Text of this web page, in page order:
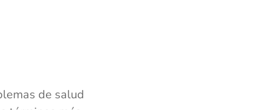
de salud